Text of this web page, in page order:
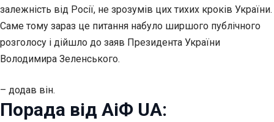
залежність від Росії, не зрозумів цих тихих кроків України.
Саме тому зараз це питання набуло ширшого публічного
розголосу і дійшло до заяв Президента України
Володимира Зеленського.
– додав він.
Порада від АіФ UA: